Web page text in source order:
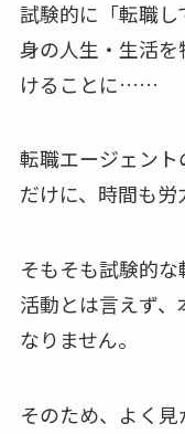
試験的に「転職
身の人生・生活
けることに……
転職エージェン
だけに、時間も労
そもそも試験的
活動とは言えず
なりません。
そのため、よく